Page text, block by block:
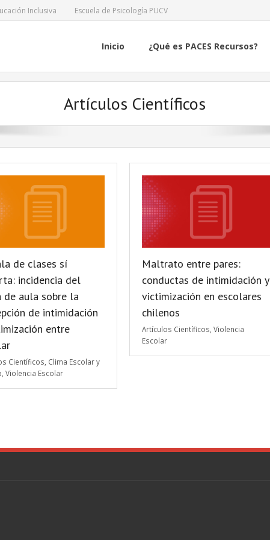
Inclusiva Escuela de Psicología PUCV
Inicio ¿Qué es PACES Recursos?
Artículos Científicos
de clases sí
incidencia del
de aula sobre la
de intimidación
entre
Científicos Clima Escolar y
Violencia Escolar
Maltrato entre pares:
conductas de intimidación y
victimización en escolares
chilenos
Artículos Científicos ,Violencia
Escolar